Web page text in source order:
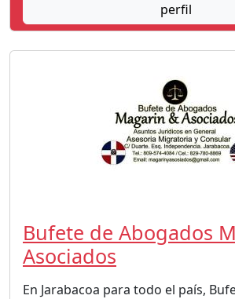
perfil
Bufete de Abogados
Asociados
En Jarabacoa para todo el país,